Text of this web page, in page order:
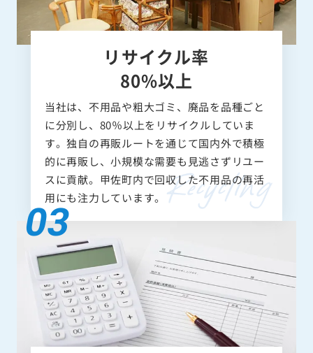
リサイクル率
80%以上
当社は、不用品や粗大ゴミ、廃品を品種ごと
に分別し、80％以上をリサイクルしていま
す。独自の再販ルートを通じて国内外で積極
的に再販し、小規模な需要も見逃さずリユー
スに貢献。甲佐町内で回収した不用品の再活
用にも注力しています。